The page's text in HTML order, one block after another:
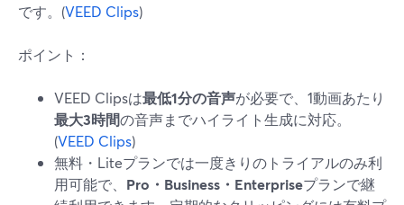
です。(VEED Clips)
ポイント：
VEED Clipsは最低1分の音声が必要で、1動画あたり
最大3時間の音声までハイライト生成に対応。
(VEED Clips)
無料・Liteプランでは一度きりのトライアルのみ利
用可能で、 Pro・Business・Enterpriseプランで継